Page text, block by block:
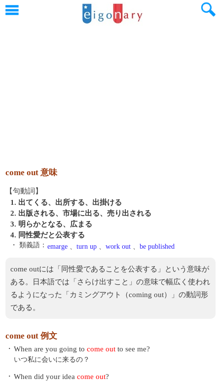
come out 意味
【句動詞】
1. 出てくる、出所する、出掛ける
2. 出版される、市場に出る、売り出される
3. 明らかとなる、広まる
4. 同性愛だと公表する
・ 類義語： emarge 、 turn up 、 work out 、 be published
come outには「同性愛であることを公表する」という意味が
ある。日本語では「さらけ出すこと」の意味で幅広く使われ
るようになった「カミングアウト（coming out）」の動詞形
である。
come out 例文
・ When are you going to come out to see me?
いつ私に会いに来るの？
・ When did your idea come out?